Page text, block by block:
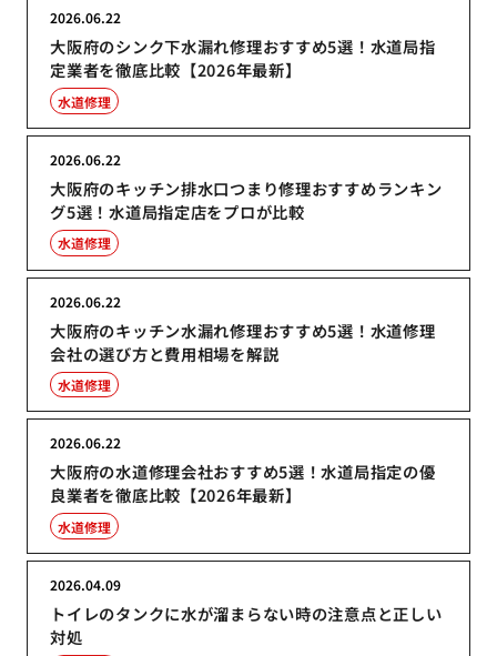
大阪府のシンク下水漏れ修理おすすめ5選！水道局指
定業者を徹底比較【2026年最新】
2026.06.22
水道修理
大阪府のキッチン排水口つまり修理おすすめランキン
グ5選！水道局指定店をプロが比較
2026.06.22
水道修理
大阪府のキッチン水漏れ修理おすすめ5選！水道修理
会社の選び方と費用相場を解説
2026.06.22
水道修理
大阪府の水道修理会社おすすめ5選！水道局指定の優
良業者を徹底比較【2026年最新】
2026.06.22
水道修理
トイレのタンクに水が溜まらない時の注意点と正しい
対処
2026.04.09